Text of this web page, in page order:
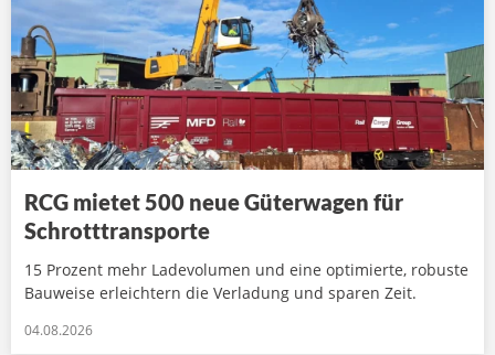
RCG mietet 500 neue Güterwagen für
Schrotttransporte
15 Prozent mehr Ladevolumen und eine optimierte, robuste
Bauweise erleichtern die Verladung und sparen Zeit.
04.08.2026